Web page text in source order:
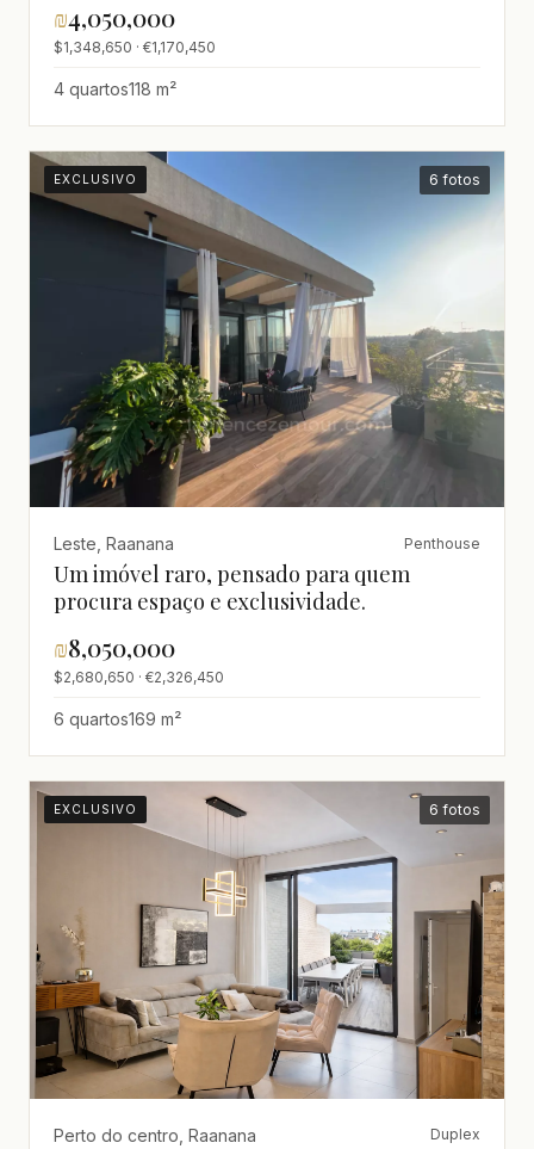
₪4,050,000
$1,348,650 · €1,170,450
4 quartos118 m²
EXCLUSIVO 6 fotos
Leste, Raanana Penthouse
Um imóvel raro, pensado para quem
procura espaço e exclusividade.
₪8,050,000
$2,680,650 · €2,326,450
6 quartos169 m²
EXCLUSIVO 6 fotos
Perto do centro, Raanana Duplex